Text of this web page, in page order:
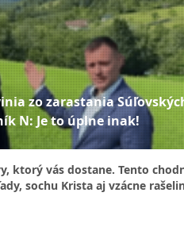
zo zarastania
N: Je to úplne inak!
ktorý vás dostane. Tento
sochu Krista aj vzácne